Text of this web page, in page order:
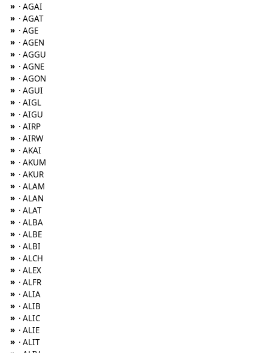
» · AGAI
» · AGAT
» · AGE
» · AGEN
» · AGGU
» · AGNE
» · AGON
» · AGUI
» · AIGL
» · AIGU
» · AIRP
» · AIRW
» · AKAI
» · AKUM
» · AKUR
» · ALAM
» · ALAN
» · ALAT
» · ALBA
» · ALBE
» · ALBI
» · ALCH
» · ALEX
» · ALFR
» · ALIA
» · ALIB
» · ALIC
» · ALIE
» · ALIT